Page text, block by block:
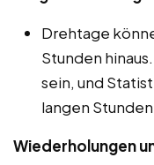
Drehtage
Stunden
sein, und
langen
Wiederholungen